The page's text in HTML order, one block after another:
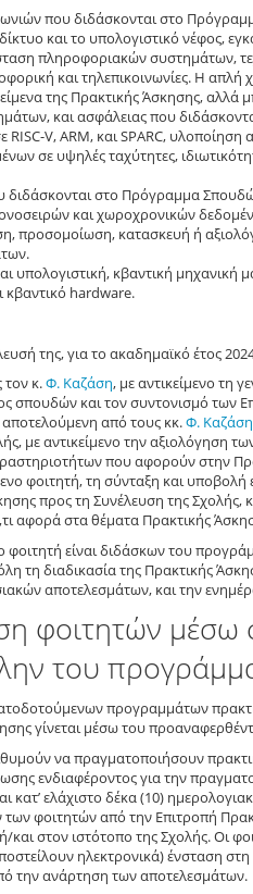
που διδάσκονται στο
και το υπολογιστικό νέφος,
πληροφοριακών συστημάτων,
και τηλεπικοινωνίες. Η
της Πρακτικής Άσκησης,
και ασφάλειας που
V, ARM, και SPARC, υλοποίηση
σε υψηλές ταχύτητες,
στο Πρόγραμμα
και χωροχρονικών
προσομοίωση, κατασκευή ή
υπολογιστική, κβαντική μηχανική
κβαντικό hardware.
της, για το ακαδημαϊκό έτος
κ.Φ. Καζάση, με αντικείμενο τη
σπουδών και τον συντονισμό των
από τους κκ.Φ. Καζάση
με αντικείμενο την αξιολόγηση
που αφορούν στην
φοιτητή, τη σύνταξη και υποβολή
προς τη Συνέλευση της
αφορά στα θέματα Πρακτικής
είναι διδάσκων του
τη διαδικασία της Πρακτικής
αποτελεσμάτων, και την
φοιτητών
του
προγραμμάτων
γίνεται μέσω του
να πραγματοποιήσουν
ενδιαφέροντος για την
κατ’ ελάχιστο δέκα (10)
φοιτητών από την Επιτροπή
στον ιστότοπο της Σχολής. Οι
ηλεκτρονικά) ένσταση
την ανάρτηση των αποτελεσμάτων.